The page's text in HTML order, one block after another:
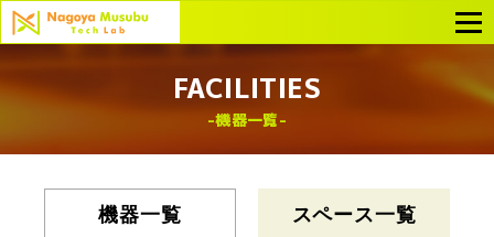
FACILITIES
機器一覧
機器一覧 スペース一覧